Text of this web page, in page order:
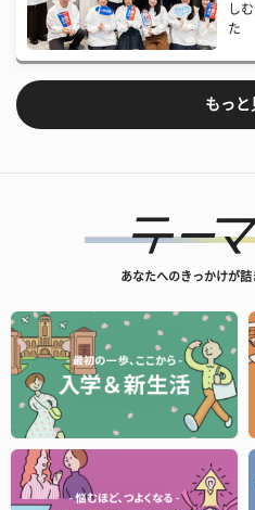
し
た
もっと
あなたへのきっかけが